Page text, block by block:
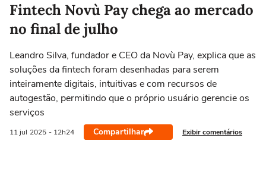
Fintech Novù Pay chega ao mercado
no final de julho
Leandro Silva, fundador e CEO da Novù Pay, explica que as
soluções da fintech foram desenhadas para serem
inteiramente digitais, intuitivas e com recursos de
autogestão, permitindo que o próprio usuário gerencie os
serviços
11 jul 2025 - 12h24 Compartilhar Exibir comentários